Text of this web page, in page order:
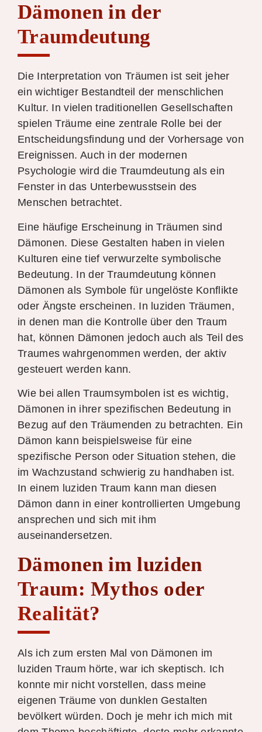
Dämonen in der
Traumdeutung
Die Interpretation von Träumen ist seit jeher
ein wichtiger Bestandteil der menschlichen
Kultur. In vielen traditionellen Gesellschaften
spielen Träume eine zentrale Rolle bei der
Entscheidungsfindung und der Vorhersage von
Ereignissen. Auch in der modernen
Psychologie wird die Traumdeutung als ein
Fenster in das Unterbewusstsein des
Menschen betrachtet.
Eine häufige Erscheinung in Träumen sind
Dämonen. Diese Gestalten haben in vielen
Kulturen eine tief verwurzelte symbolische
Bedeutung. In der Traumdeutung können
Dämonen als Symbole für ungelöste Konflikte
oder Ängste erscheinen. In luziden Träumen,
in denen man die Kontrolle über den Traum
hat, können Dämonen jedoch auch als Teil des
Traumes wahrgenommen werden, der aktiv
gesteuert werden kann.
Wie bei allen Traumsymbolen ist es wichtig,
Dämonen in ihrer spezifischen Bedeutung in
Bezug auf den Träumenden zu betrachten. Ein
Dämon kann beispielsweise für eine
spezifische Person oder Situation stehen, die
im Wachzustand schwierig zu handhaben ist.
In einem luziden Traum kann man diesen
Dämon dann in einer kontrollierten Umgebung
ansprechen und sich mit ihm
auseinandersetzen.
Dämonen im luziden
Traum: Mythos oder
Realität?
Als ich zum ersten Mal von Dämonen im
luziden Traum hörte, war ich skeptisch. Ich
konnte mir nicht vorstellen, dass meine
eigenen Träume von dunklen Gestalten
bevölkert würden. Doch je mehr ich mich mit